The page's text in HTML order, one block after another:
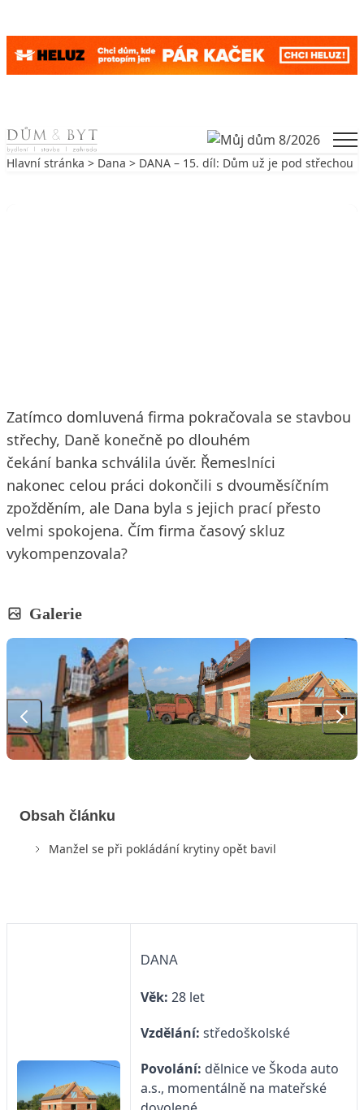
Skip to content
Hlavní stránka > Dana > DANA – 15. díl: Dům už je pod střechou
Zatímco domluvená firma pokračovala se stavbou
střechy, Daně konečně po dlouhém
čekání banka schválila úvěr. Řemeslníci
nakonec celou práci dokončili s dvouměsíčním
zpožděním, ale Dana byla s jejich prací přesto
velmi spokojena. Čím firma časový skluz
vykompenzovala?
Galerie
Obsah článku
Manžel se při pokládání krytiny opět bavil
DANA
Věk: 28 let
Vzdělání: středoškolské
Povolání: dělnice ve Škoda auto
a.s., momentálně na mateřské